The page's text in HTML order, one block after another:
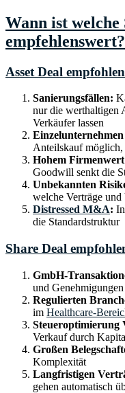
Wann ist
empfehlenswert?
Asset Deal
Sanierungsfällen:
nur die werthaltigen
Verkäufer lassen
Einzelunternehmen
Anteilskauf möglich,
Hohem
Goodwill senkt die
Unbekannten
welche Verträge
Distressed M&A:
die Standardstruktur
Share Deal
GmbH-
und
Regulierten
im Healthcare-
Steueroptimierung
Verkauf durch
Großen
Komplexität
Langfristigen
gehen automatisch